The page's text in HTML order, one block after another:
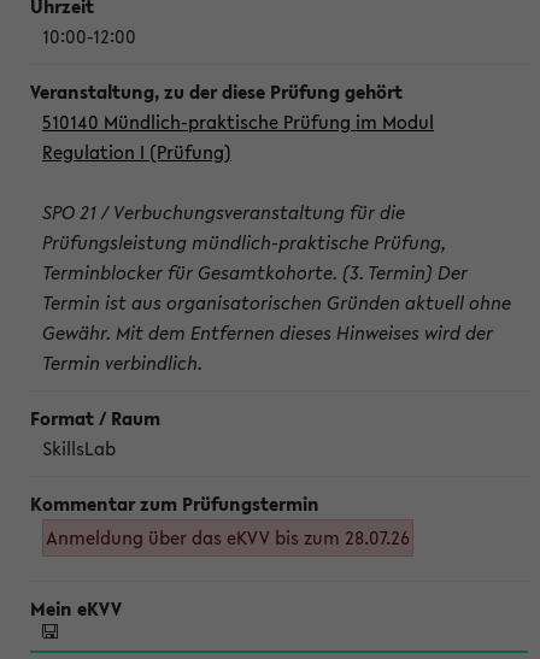
10:00-12:00
510140 Mündlich-praktische Prüfung im Modul
Regulation I (Prüfung)
SPO 21 / Verbuchungsveranstaltung für die
Prüfungsleistung mündlich-praktische Prüfung,
Terminblocker für Gesamtkohorte. (3. Termin) Der
Termin ist aus organisatorischen Gründen aktuell ohne
Gewähr. Mit dem Entfernen dieses Hinweises wird der
Termin verbindlich.
SkillsLab
Anmeldung über das eKVV bis zum 28.07.26